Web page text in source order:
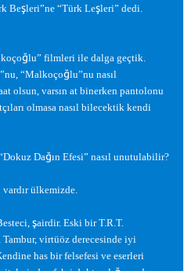
Beşleri”ne “Türk Leşleri” dedi.
ğlu” filmleri ile dalga geçtik.
“Malkoçoğlu”nu nasıl
olsun, varsın at binerken pantolonu
olmasa nasıl bilecektik kendi
Dağın Efesi” nasıl unutulabilir?
vardır ülkemizde.
şairdir. Eski bir T.R.T.
Tambur, virtüöz derecesinde iyi
has bir felsefesi ve eserleri